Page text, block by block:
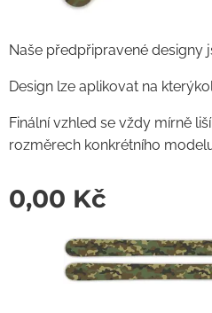
Naše předpřipravené designy
Design lze aplikovat na
Finální vzhled se vždy mírně
rozměrech konkrétního
0,00 Kč